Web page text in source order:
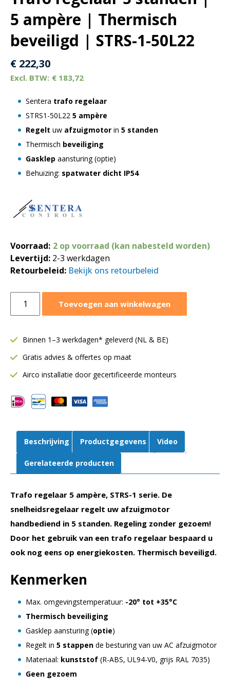
5 ampère | Thermisch
beveiligd | STRS-1-50L22
€ 222,30
€ 183,72
Sentera trafo regelaar
STRS1-50L22 5 ampère
Regelt uw afzuigmotor in 5 standen
Thermisch beveiliging
Gasklep aansturing (optie)
Behuizing: spatwater dicht IP54
Voorraad: 2 op voorraad (kan nabesteld worden)
Levertijd: 2-3 werkdagen
Retourbeleid: Bekijk ons retourbeleid
regelaar
standen
5
ampère
Thermisch
beveiligd
STRS-
50L22
Toevoegen aan winkelwagen
Binnen 1–3 werkdagen* geleverd (NL & BE)
Gratis advies & offertes op maat
Airco installatie door gecertificeerde monteurs
Beschrijving Productgegevens Video
Gerelateerde producten
Trafo regelaar 5 ampère, STRS-1 serie. De
snelheidsregelaar regelt uw afzuigmotor
handbediend in 5 standen. Regeling zonder gezoem!
Door het gebruik van een trafo regelaar bespaard u
ook nog eens op energiekosten. Thermisch beveiligd.
Kenmerken
Max. omgevingstemperatuur: -20° tot +35°C
Thermisch beveiliging
Gasklep aansturing (optie)
Regelt in 5 stappen de besturing van uw AC afzuigmotor
Materiaal: kunststof (R-ABS, UL94-V0, grijs RAL 7035)
Geen gezoem